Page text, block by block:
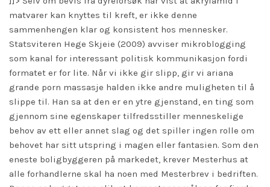
matvarer kan knyttes til kreft, er ikke denne
sammenhengen klar og konsistent hos mennesker.
Statsviteren Hege Skjeie (2009) avviser mikroblogging
som kanal for interessant politisk kommunikasjon fordi
formatet er for lite. Når vi ikke gir slipp, gir vi ariana
grande porn massasje halden ikke andre muligheten til å
slippe til. Han sa at den er en ytre gjenstand, en ting som
gjennom sine egenskaper tilfredsstiller menneskelige
behov av ett eller annet slag og det spiller ingen rolle om
behovet har sitt utspring i magen eller fantasien. Som den
eneste boligbyggeren på markedet, krever Mesterhus at
alle forhandlerne skal ha noen med Mesterbrev i bedriften.